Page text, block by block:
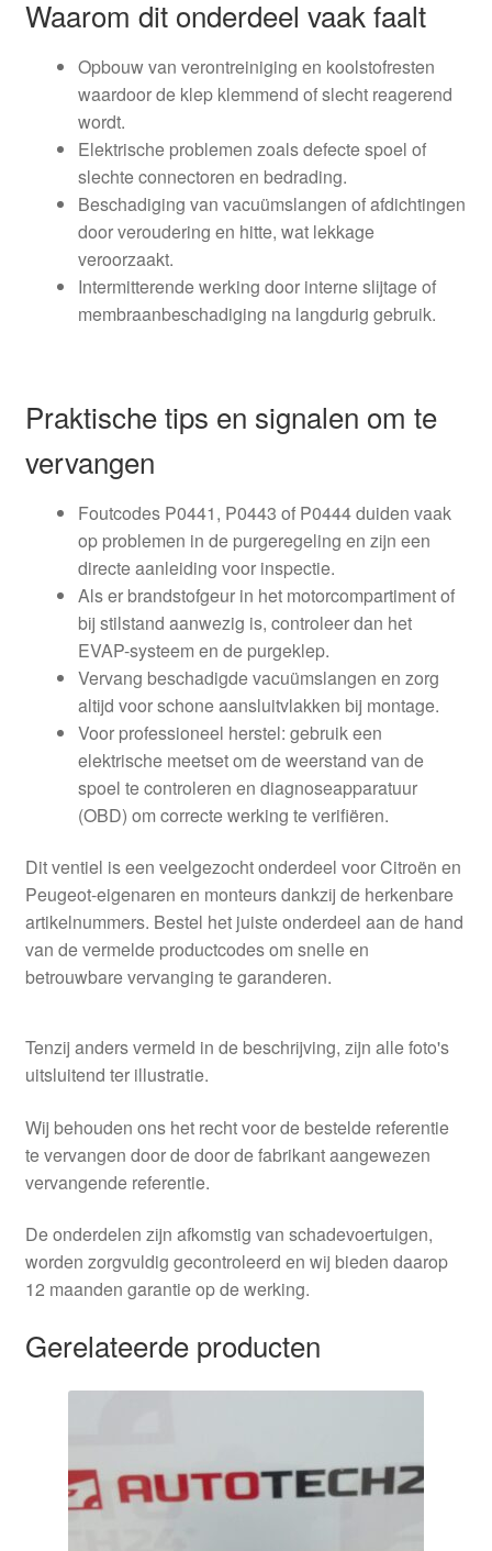
Waarom dit onderdeel vaak faalt
Opbouw van verontreiniging en koolstofresten
waardoor de klep klemmend of slecht reagerend
wordt.
Elektrische problemen zoals defecte spoel of
slechte connectoren en bedrading.
Beschadiging van vacuümslangen of afdichtingen
door veroudering en hitte, wat lekkage
veroorzaakt.
Intermitterende werking door interne slijtage of
membraanbeschadiging na langdurig gebruik.
Praktische tips en signalen om te
vervangen
Foutcodes P0441, P0443 of P0444 duiden vaak
op problemen in de purgeregeling en zijn een
directe aanleiding voor inspectie.
Als er brandstofgeur in het motorcompartiment of
bij stilstand aanwezig is, controleer dan het
EVAP-systeem en de purgeklep.
Vervang beschadigde vacuümslangen en zorg
altijd voor schone aansluitvlakken bij montage.
Voor professioneel herstel: gebruik een
elektrische meetset om de weerstand van de
spoel te controleren en diagnoseapparatuur
(OBD) om correcte werking te verifiëren.
Dit ventiel is een veelgezocht onderdeel voor Citroën en
Peugeot-eigenaren en monteurs dankzij de herkenbare
artikelnummers. Bestel het juiste onderdeel aan de hand
van de vermelde productcodes om snelle en
betrouwbare vervanging te garanderen.
Tenzij anders vermeld in de beschrijving, zijn alle foto's
uitsluitend ter illustratie.
Wij behouden ons het recht voor de bestelde referentie
te vervangen door de door de fabrikant aangewezen
vervangende referentie.
De onderdelen zijn afkomstig van schadevoertuigen,
worden zorgvuldig gecontroleerd en wij bieden daarop
12 maanden garantie op de werking.
Gerelateerde producten